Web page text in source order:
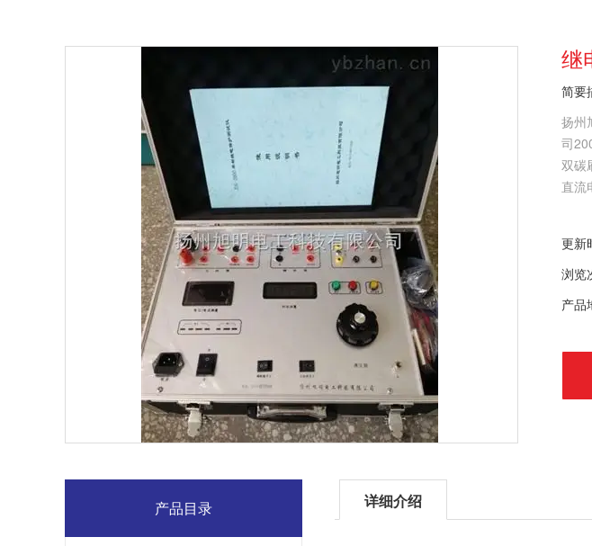
继
简要
扬州
司
双碳
直流
更新
浏览
产品
产品目录 详细介绍